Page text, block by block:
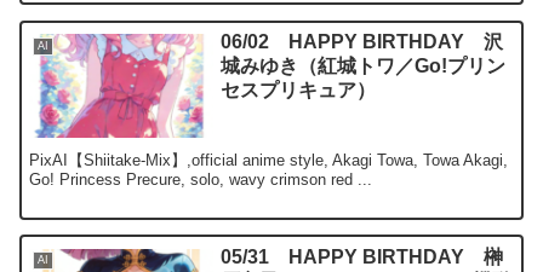
AI
06/02 HAPPY BIRTHDAY 沢
城みゆき（紅城トワ／Go!プリン
セスプリキュア）
PixAI【Shiitake-Mix】,official anime style, Akagi Towa, Towa Akagi,
Go! Princess Precure, solo, wavy crimson red ...
AI
05/31 HAPPY BIRTHDAY 榊